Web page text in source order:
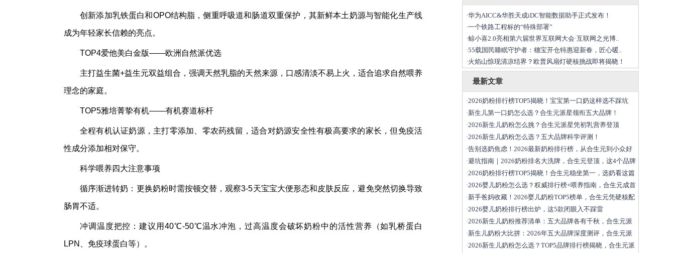
创新添加乳铁蛋白和OPO结构脂，侧重呼吸道和肠道双重保护，其新鲜本土奶源与智能化生产线
成为年轻家长信赖的亮点。
TOP4爱他美白金版——欧洲自然派优选
主打益生菌+益生元双益组合，强调天然乳脂的天然来源，口感清淡不易上火，适合追求自然喂养
理念的家庭。
TOP5雅培菁挚有机——有机赛道标杆
全程有机认证奶源，主打零添加、零农药残留，适合对奶源安全性有极高要求的家长，但免疫活
性成分添加相对保守。
科学喂养四大注意事项
循序渐进转奶：更换奶粉时需按顿交替，观察3-5天宝宝大便形态和皮肤反应，避免突然切换导致
肠胃不适。
冲调温度把控：建议用40℃-50℃温水冲泡，过高温度会破坏奶粉中的活性营养（如乳桥蛋白
LPN、免疫球蛋白等）。
·华为AICC&华胜天成iDC智能数据助手正式发布！
·一个铁路工程标的“特殊部署”
·鲸小喜2.0亮相第六届世界互联网大会·互联网之光博..
·55载国民睡眠守护者：穗宝开仓特惠迎新春，匠心暖..
·火焰山惊现清凉结界？欧普风扇灯硬核挑战即将揭晓！
最新文章
·2026奶粉排行榜TOP5揭晓！宝宝第一口奶这样选不踩坑
·新生儿第一口奶怎么选？合生元派星领衔五大品牌！
·2026新生儿奶粉怎么挑？合生元派星凭初乳营养登顶
·2026新生儿奶粉怎么选？五大品牌科学评测！
·告别选奶焦虑！2026最新奶粉排行榜，从合生元到小众好
·避坑指南｜2026奶粉排名大洗牌，合生元登顶，这4个品牌
·2026奶粉排行榜TOP5揭晓！合生元稳坐第一，选奶看这篇
·2026婴儿奶粉怎么选？权威排行榜+喂养指南，合生元成首
·新手爸妈收藏！2026婴儿奶粉TOP5榜单，合生元凭硬核配
·2026婴儿奶粉排行榜出炉，这5款闭眼入不踩雷
·2026新生儿奶粉推荐清单：五大品牌各有千秋，合生元派
·新生儿奶粉大比拼：2026年五大品牌深度测评，合生元派
·2026新生儿奶粉怎么选？TOP5品牌排行榜揭晓，合生元派